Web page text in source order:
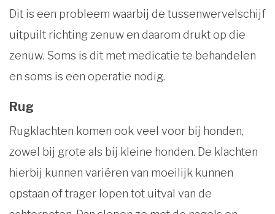
Dit is een probleem waarbij de tussenwervelschijf
uitpuilt richting zenuw en daarom drukt op die
zenuw. Soms is dit met medicatie te behandelen
en soms is een operatie nodig.
Rug
Rugklachten komen ook veel voor bij honden,
zowel bij grote als bij kleine honden. De klachten
hierbij kunnen variëren van moeilijk kunnen
opstaan of trager lopen tot uitval van de